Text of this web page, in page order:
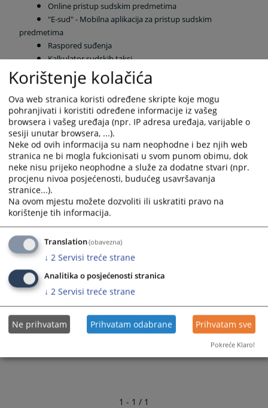
Online pristup sudskim predmetima
"E-sud" - Mobilna aplikacija za pristup sudskim
predmetima
Raspored suđenja
Kalkulator sudskih taksi
Kalkulator troškova sudskih postupaka
Uvjerenja o nevođenju krivičnog postupka
Adresar pravosudnih institucija
Adresar sudskih vještaka i tumača
Adresar advokata
Registri poslovnih subjekata u BiH
Sve aktivnosti imaju za cilj unaprijediti rad pravosuđa, osigurati bolje i
kvalitetnije elektronske komunikacije s pravosuđem.
18703PREGLEDA
1 - 1 / 1
Korištenje kolačića
Ova web stranica koristi određene skripte koje mogu
pohranjivati i koristiti određene informacije iz vašeg
browsera i vašeg uređaja (npr. IP adresa uređaja, varijable o
sesiji unutar browsera, ...).
Neke od ovih informacija su nam neophodne i bez njih web
stranica ne bi mogla fukcionisati u svom punom obimu, dok
neke nisu prijeko neophodne a služe za dodatne stvari (npr.
procjenu nivoa posjećenosti, budućeg usavršavanja
stranice...).
Na ovom mjestu možete dozvoliti ili uskratiti pravo na
korištenje tih informacija.
Translation(obavezna)
↓ 2 Servisi treće strane
Analitika o posjećenosti stranica
↓ 2 Servisi treće strane
Ne prihvatam Prihvatam odabrane Prihvatam sve
Pokreće Klaro!